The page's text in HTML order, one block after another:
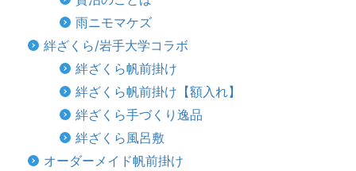
雨ニモマケズ
絆ざくら/岩手大学コラボ
絆ざくら帆前掛け
絆ざくら帆前掛け【額入れ】
絆ざくら手づくり逸品
絆ざくら風呂敷
オーダーメイド帆前掛け